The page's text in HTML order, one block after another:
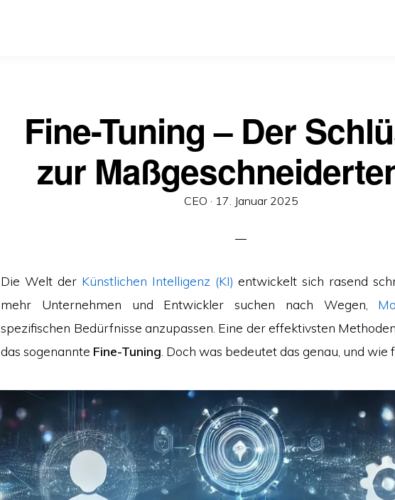
Fine-Tuning – Der
zur
CEO · Veröffentlicht
17. Januar 2025
Die Welt der Künstlichen Intelligenz (KI) entwickelt sich rasend
mehr Unternehmen und Entwickler suchen nach Wegen,
spezifischen Bedürfnisse anzupassen. Eine der effektivsten
das sogenannte Fine-Tuning . Doch was bedeutet das genau, und wie